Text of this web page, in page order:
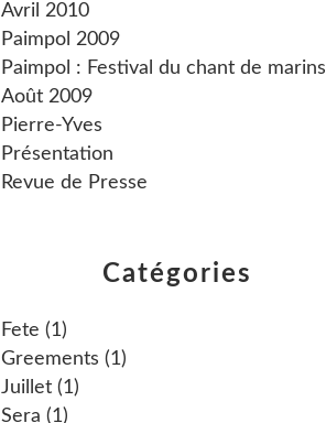
Catégories
Fete (1)
Greements (1)
Juillet (1)
Sera (1)
Avril 2010
Paimpol 2009
Paimpol : Festival du chant de marins
Août 2009
Pierre-Yves
Présentation
Revue de Presse